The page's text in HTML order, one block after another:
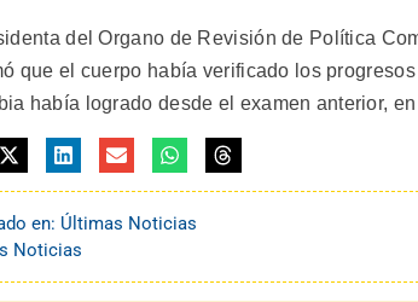
del Organo de Revisión de Política
que el cuerpo había verificado los
había logrado desde el examen anterior,
en: Últimas Noticias
Noticias